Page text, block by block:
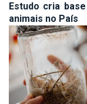
Estudo cria
animais no País